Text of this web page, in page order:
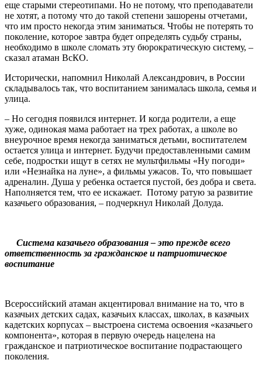
еще старыми стереотипами. Но не потому, что преподаватели
не хотят, а потому что до такой степени зашорены отчетами,
что им просто некогда этим заниматься. Чтобы не потерять то
поколение, которое завтра будет определять судьбу страны,
необходимо в школе сломать эту бюрократическую систему, –
сказал атаман ВсКО.
Исторически, напомнил Николай Александрович, в России
складывалось так, что воспитанием занималась школа, семья и
улица.
– Но сегодня появился интернет. И когда родители, а еще
хуже, одинокая мама работает на трех работах, а школе во
внеурочное время некогда заниматься детьми, воспитателем
остается улица и интернет. Будучи предоставленными самим
себе, подростки ищут в сетях не мультфильмы «Ну погоди»
или «Незнайка на луне», а фильмы ужасов. То, что повышает
адреналин. Душа у ребенка остается пустой, без добра и света.
Наполняется тем, что ее искажает. Потому ратую за развитие
казачьего образования, – подчеркнул Николай Долуда.
Система казачьего образования – это прежде всего
ответственность за гражданское и патриотическое
воспитание
Всероссийский атаман акцентировал внимание на то, что в
казачьих детских садах, казачьих классах, школах, в казачьих
кадетских корпусах – выстроена система освоения «казачьего
компонента», которая в первую очередь нацелена на
гражданское и патриотическое воспитание подрастающего
поколения.